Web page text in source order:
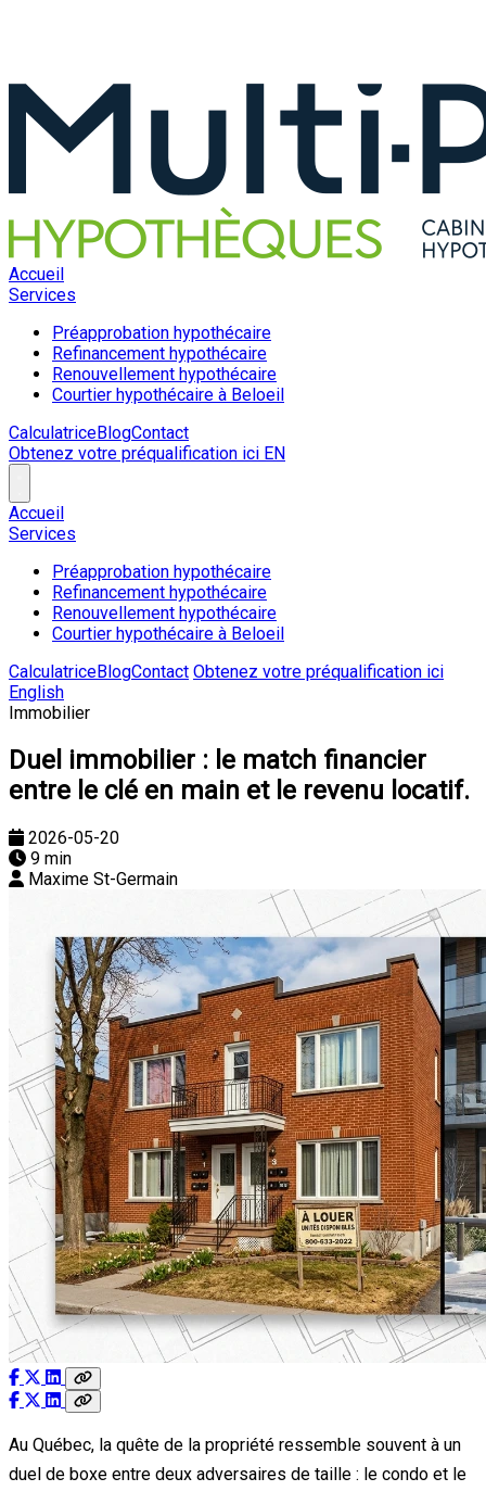
Accueil
Services
Préapprobation hypothécaire
Refinancement hypothécaire
Renouvellement hypothécaire
Courtier hypothécaire à Beloeil
CalculatriceBlogContact
Obtenez votre préqualification ici EN
Accueil
Services
Préapprobation hypothécaire
Refinancement hypothécaire
Renouvellement hypothécaire
Courtier hypothécaire à Beloeil
CalculatriceBlogContact Obtenez votre préqualification ici
English
Immobilier
Duel immobilier : le match financier
entre le clé en main et le revenu locatif.
2026-05-20
9 min
Maxime St-Germain
Au Québec, la quête de la propriété ressemble souvent à un
duel de boxe entre deux adversaires de taille : le condo et le